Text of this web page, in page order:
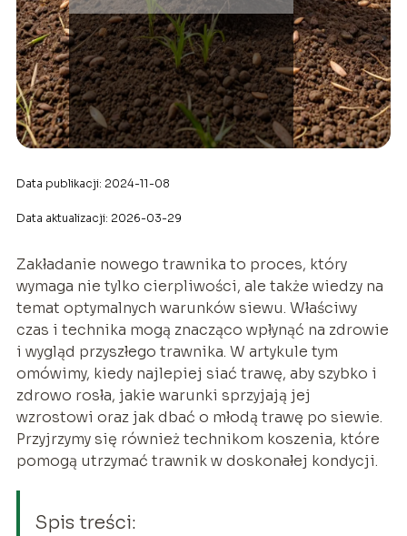
Data publikacji: 2024-11-08
Data aktualizacji: 2026-03-29
Zakładanie nowego trawnika to proces, który
wymaga nie tylko cierpliwości, ale także wiedzy na
temat optymalnych warunków siewu. Właściwy
czas i technika mogą znacząco wpłynąć na zdrowie
i wygląd przyszłego trawnika. W artykule tym
omówimy, kiedy najlepiej siać trawę, aby szybko i
zdrowo rosła, jakie warunki sprzyjają jej
wzrostowi oraz jak dbać o młodą trawę po siewie.
Przyjrzymy się również technikom koszenia, które
pomogą utrzymać trawnik w doskonałej kondycji.
Spis treści: